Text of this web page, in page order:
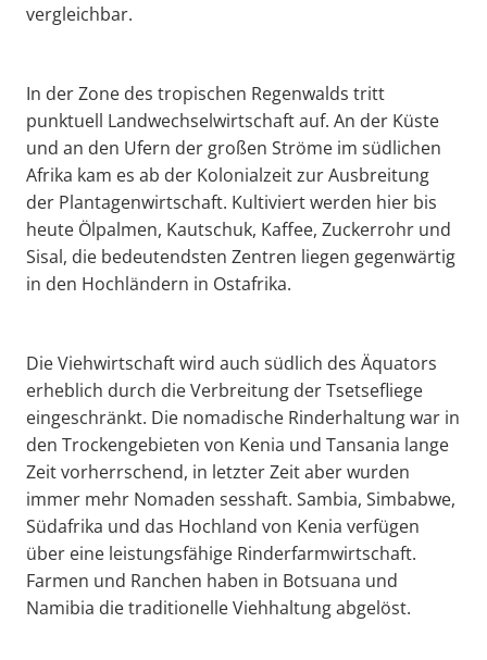
vergleichbar.
In der Zone des tropischen Regenwalds tritt
punktuell Landwechselwirtschaft auf. An der Küste
und an den Ufern der großen Ströme im südlichen
Afrika kam es ab der Kolonialzeit zur Ausbreitung
der Plantagenwirtschaft. Kultiviert werden hier bis
heute Ölpalmen, Kautschuk, Kaffee, Zuckerrohr und
Sisal, die bedeutendsten Zentren liegen gegenwärtig
in den Hochländern in Ostafrika.
Die Viehwirtschaft wird auch südlich des Äquators
erheblich durch die Verbreitung der Tsetsefliege
eingeschränkt. Die nomadische Rinderhaltung war in
den Trockengebieten von Kenia und Tansania lange
Zeit vorherrschend, in letzter Zeit aber wurden
immer mehr Nomaden sesshaft. Sambia, Simbabwe,
Südafrika und das Hochland von Kenia verfügen
über eine leistungsfähige Rinderfarmwirtschaft.
Farmen und Ranchen haben in Botsuana und
Namibia die traditionelle Viehhaltung abgelöst.